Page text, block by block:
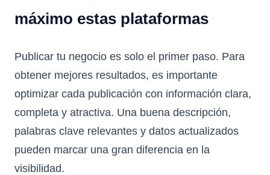
máximo estas plataformas
Publicar tu negocio es solo el primer paso. Para
obtener mejores resultados, es importante
optimizar cada publicación con información clara,
completa y atractiva. Una buena descripción,
palabras clave relevantes y datos actualizados
pueden marcar una gran diferencia en la
visibilidad.